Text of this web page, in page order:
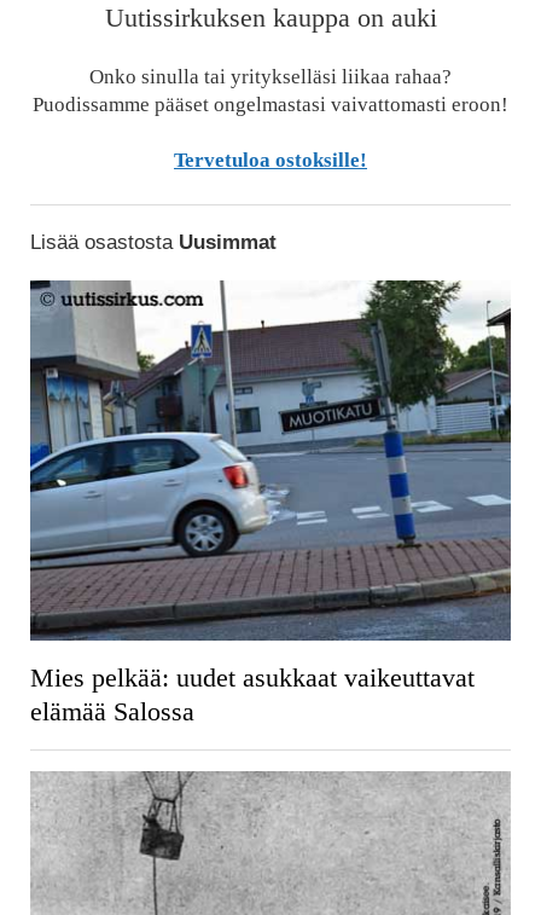
Uutissirkuksen kauppa on auki
Onko sinulla tai yritykselläsi liikaa rahaa?
Puodissamme pääset ongelmastasi vaivattomasti eroon!
Tervetuloa ostoksille!
Lisää osastosta Uusimmat
Mies pelkää: uudet asukkaat vaikeuttavat
elämää Salossa